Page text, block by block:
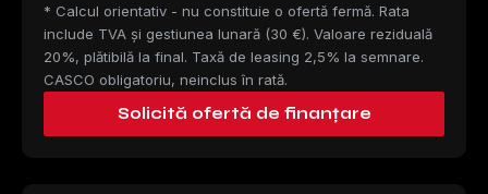
* Calcul orientativ - nu constituie o ofertă fermă. Rata
include TVA și gestiunea lunară (30 €). Valoare reziduală
20%, plătibilă la final. Taxă de leasing 2,5% la semnare.
CASCO obligatoriu, neinclus în rată.
Solicită ofertă de finanțare